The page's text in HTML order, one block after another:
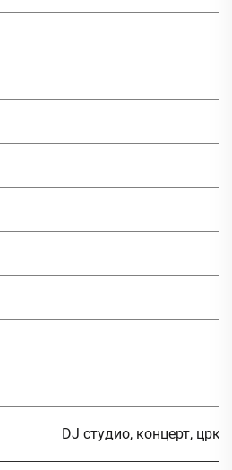
DJ студио, концерт,